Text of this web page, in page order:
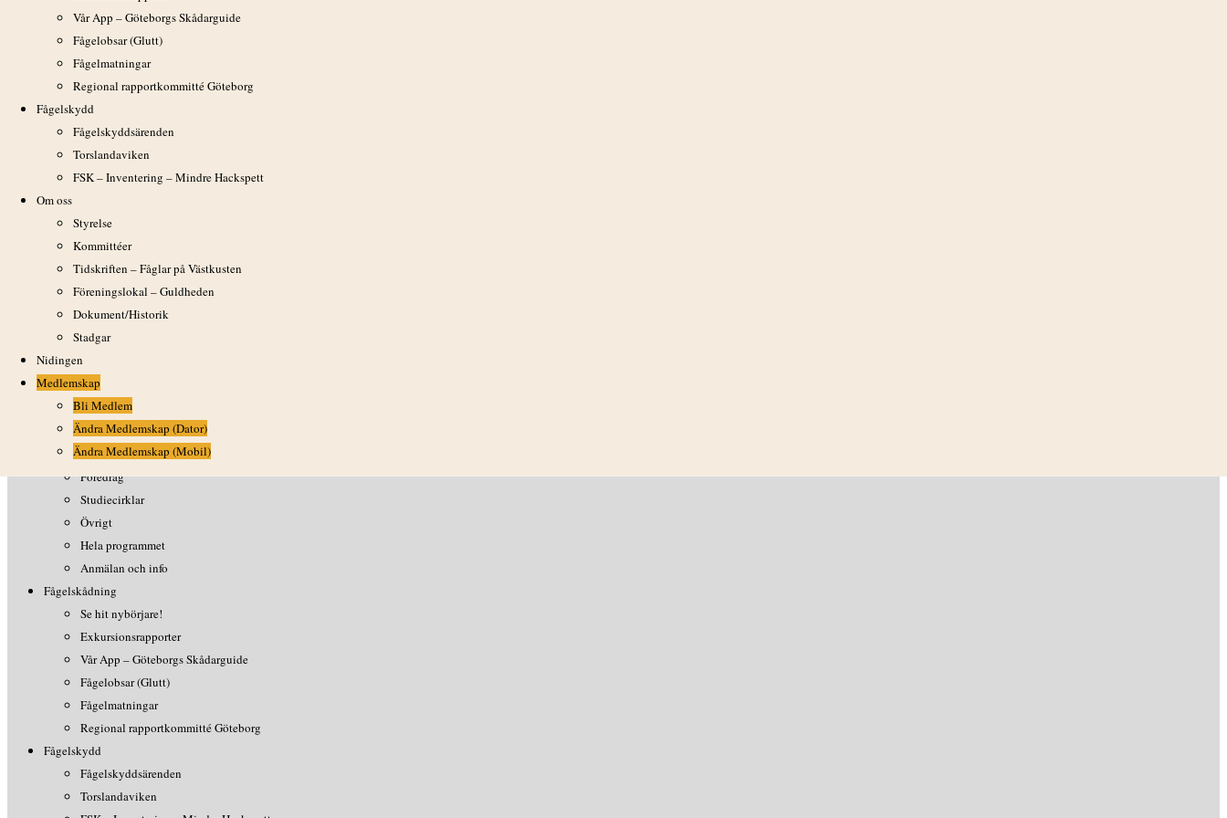
Vår App – Göteborgs Skådarguide
Fågelobsar (Glutt)
Fågelmatningar
Regional rapportkommitté Göteborg
Fågelskydd
Fågelskyddsärenden
Torslandaviken
FSK – Inventering – Mindre Hackspett
Om oss
Styrelse
Kommittéer
Tidskriften – Fåglar på Västkusten
Föreningslokal – Guldheden
Dokument/Historik
Stadgar
Nidingen
Medlemskap
Bli Medlem
Ändra Medlemskap (Dator)
Ändra Medlemskap (Mobil)
Frågor om fåglar
Posta din fråga i någon facebook-grupp, t ex
GOFs Facebook-sida
Fågelskådning i Göteborgstrakten
Nidingen
Aktuella observationer
Larm på Band i Göteborg
Start
Program
Exkursioner
Vardags
LadyBirds
Ungdom
Utlandsresor
Föredrag
Studiecirklar
Övrigt
Hela programmet
Anmälan och info
Fågelskådning
Se hit nybörjare!
Exkursionsrapporter
Vår App – Göteborgs Skådarguide
Fågelobsar (Glutt)
Fågelmatningar
Regional rapportkommitté Göteborg
Fågelskydd
Fågelskyddsärenden
Torslandaviken